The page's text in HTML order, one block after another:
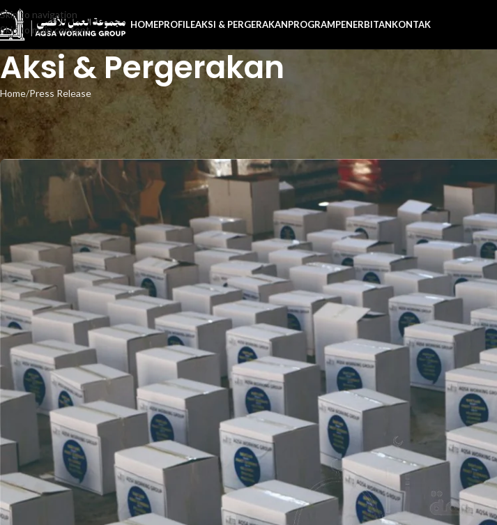
Skip to navigation
Skip to main content
HOMEPROFILEAKSI & PERGERAKANPROGRAMPENERBITANKONTAK
Aksi & Pergerakan
Home Press Release
AWG Salurkan USD40.000 Untuk
On 13 Juli